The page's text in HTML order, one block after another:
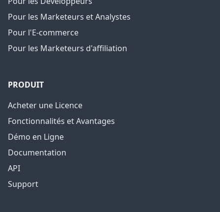
Pour les Marketeurs et Analystes
Pour l'E-commerce
Pour les Marketeurs d'affiliation
PRODUIT
Acheter une Licence
Fonctionnalités et Avantages
Démo en Ligne
Documentation
API
Support